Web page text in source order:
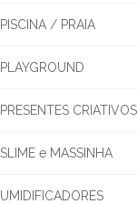
PISCINA / PRAIA
PLAYGROUND
PRESENTES CRIATIVOS
SLIME e MASSINHA
UMIDIFICADORES